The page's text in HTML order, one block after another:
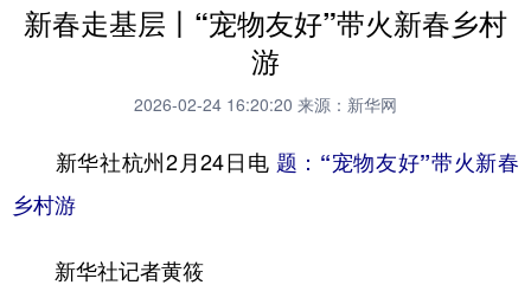
学习进行时 高层 时政 人事
科技 科创 量子 体育
文化
访谈 视频
新春走基层丨“宠物友好”带火新春乡村
游
2026-02-24 16:20:20 来源：新华网
新华社杭州2月24日电 题：“宠物友好”带火新春
乡村游
新华社记者黄筱